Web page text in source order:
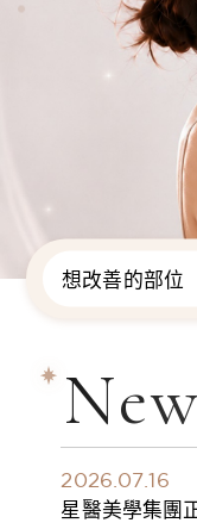
想改善的部位
2026.07.16
星醫美學集團